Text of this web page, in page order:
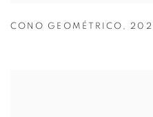
CONO GEOMÉTRICO ,